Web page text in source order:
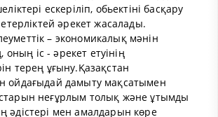
ескеріліп, обьектіні басқару
етерліктей әрекет жасалады.
– экономикалық мәнін
оның іс - әрекет етуінің
терең ұғыну.Қазақстан
ойдағыдай дамыту мақсатымен
неғұрлым толық және ұтымды
әдістері мен амалдарын көре